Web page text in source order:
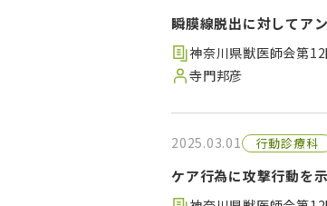
瞬膜線脱出に対してア
神奈川県獣医師会第
寺門邦彦
2025.03.01 行動診療科
ケア行為に攻撃行動を